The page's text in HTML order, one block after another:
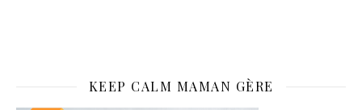
KEEP CALM MAMAN GÈRE